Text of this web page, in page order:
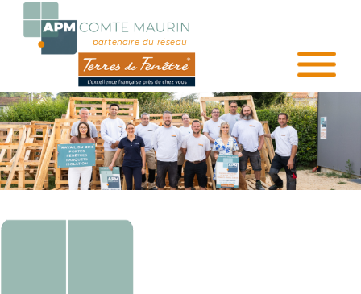
partenaire du réseau